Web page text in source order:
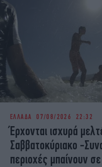
ΕΛΛΑΔΑ 07/08/2026 22:32
Έρχονται ισχυρά
Σαββατοκύριακο -
περιοχές μπαίνουν